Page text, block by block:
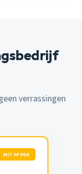
verrassingen
24/7 SPOED